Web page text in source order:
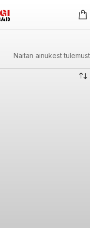
Näitan ainukest tulemust